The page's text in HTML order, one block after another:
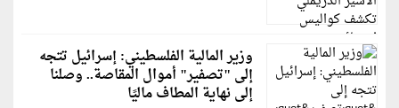
وزير المالية الفلسطيني: إسرائيل تتجه
إلى "تصفير" أموال المقاصة.. وصلنا
إلى نهاية المطاف ماليًا